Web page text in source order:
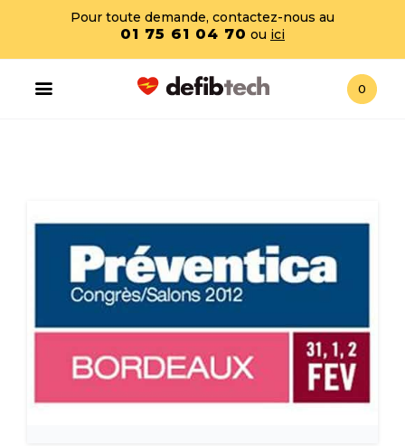
Pour toute demande, contactez-nous au
01 75 61 04 70 ou ici
0